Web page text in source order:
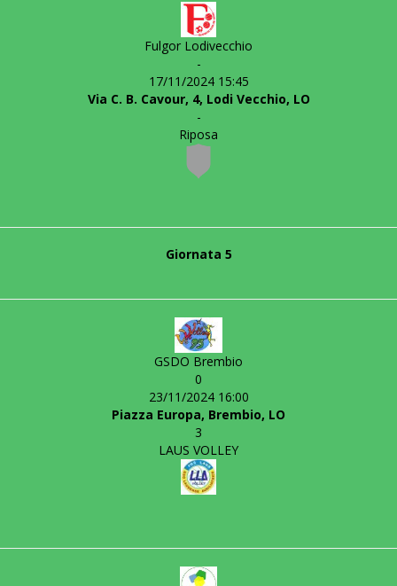
Fulgor Lodivecchio
-
17/11/2024 15:45
Via C. B. Cavour, 4, Lodi Vecchio, LO
-
Riposa
Giornata 5
GSDO Brembio
0
23/11/2024 16:00
Piazza Europa, Brembio, LO
3
LAUS VOLLEY